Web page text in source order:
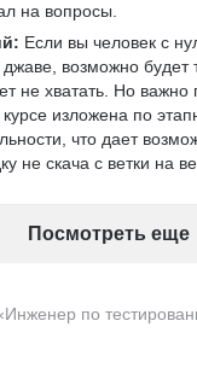
по
на вопросы.
Если вы человек с
возможно будет
не хватать. Но важно
изложена по
что дает
не скача с ветки на
Посмотреть еще